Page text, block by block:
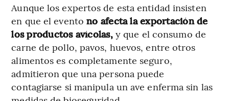
Aunque los expertos de esta entidad insisten
en que el eventono afecta la exportación de
los productos avícolas,y que el consumo de
carne de pollo, pavos, huevos, entre otros
alimentos es completamente seguro,
admitieron que una persona puede
contagiarse si manipula un ave enferma sin las